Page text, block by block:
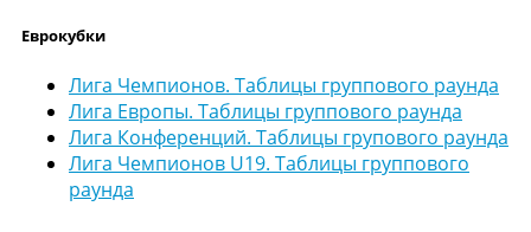
Еврокубки
Лига Чемпионов. Таблицы группового раунда
Лига Европы. Таблицы группового раунда
Лига Конференций. Таблицы групового раунда
Лига Чемпионов U19. Таблицы группового
раунда